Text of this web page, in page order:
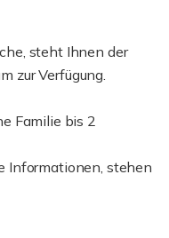
steht Ihnen der
zur Verfügung.
Familie bis 2
Informationen, stehen